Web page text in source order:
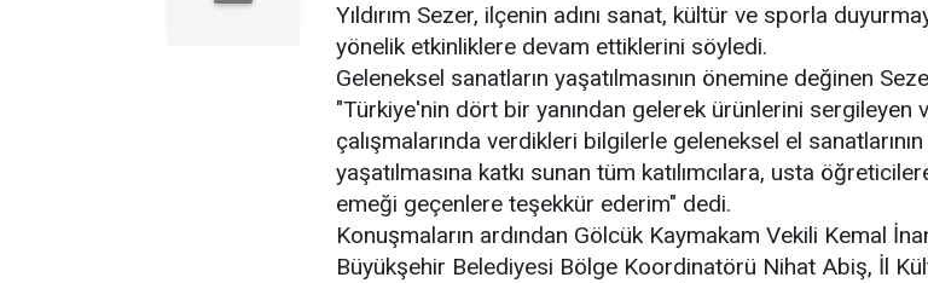
Yıldırım Sezer, ilçenin adını sanat, kültür ve sporla
yönelik etkinliklere devam ettiklerini söyledi.
Geleneksel sanatların yaşatılmasının önemine değinen
"Türkiye'nin dört bir yanından gelerek ürünlerini sergileyen
çalışmalarında verdikleri bilgilerle geleneksel el sanatlarının
yaşatılmasına katkı sunan tüm katılımcılara, usta
emeği geçenlere teşekkür ederim" dedi.
Konuşmaların ardından Gölcük Kaymakam Vekili Kemal
Büyükşehir Belediyesi Bölge Koordinatörü Nihat Abiş, İl